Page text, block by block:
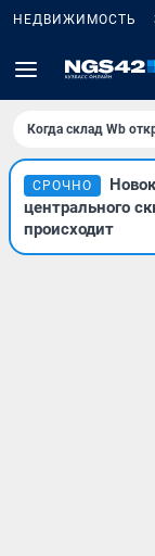
НЕДВИЖИМОСТЬ
Когда склад Wb
СРОЧНО
центрального
происходит